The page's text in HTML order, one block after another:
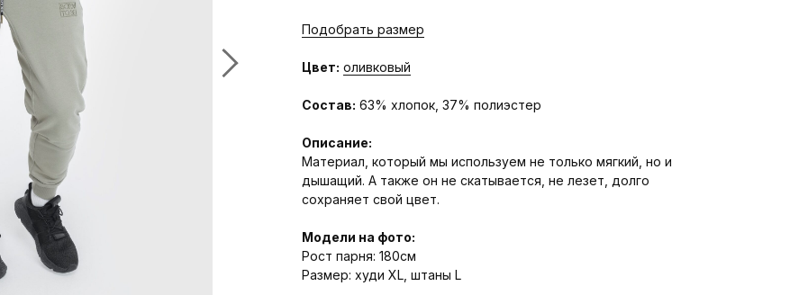
Подобрать размер
Цвет: оливковый
Состав: 63% хлопок, 37% полиэстер
Описание:
Материал, который мы используем не только мягкий, но и
дышащий. А также он не скатывается, не лезет, долго
сохраняет свой цвет.
Модели на фото:
Рост парня: 180см
Размер: худи XL, штаны L